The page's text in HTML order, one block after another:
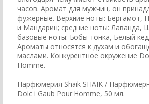
часов. Аромат для мужчин, он
фужерные. Верхние ноты: Бергамот,
и Мандарин; средние ноты: Лаванда,
базовые ноты: Бобы тонка, Белый
Ароматы относятся к духам и
маслами. Конкурентное окружение
Homme.
Парфюмерия Shaik SHAIK /
Dolc i Gaub Pour Homme, 50 мл.